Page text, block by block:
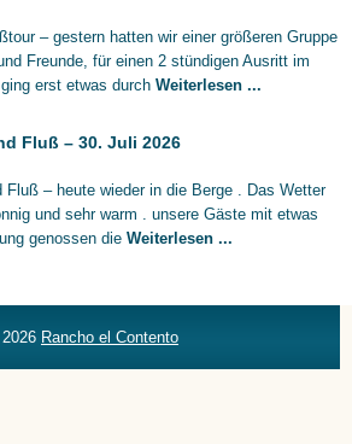
– gestern hatten wir einer größeren Gruppe
Freunde, für einen 2 stündigen Ausritt im
erst etwas durch Weiterlesen ...
Fluß – 30. Juli 2026
Fluß – heute wieder in die Berge . Das Wetter
und sehr warm . unsere Gäste mit etwas
genossen die Weiterlesen ...
Rancho el Contento